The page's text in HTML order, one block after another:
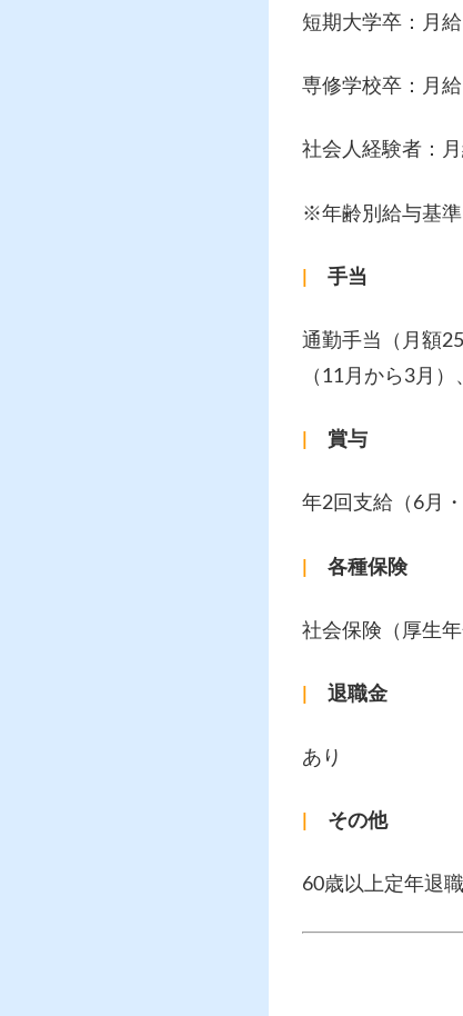
短期大学卒：月
専修学校卒：月
社会人経験者：
※年齢別給与基準
手当
通勤手当（月額
（11月から3月
賞与
年2回支給（6月
各種保険
社会保険（厚生
退職金
あり
その他
60歳以上定年退